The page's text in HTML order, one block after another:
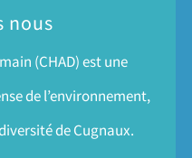
nous
(CHAD) est une
de l’environnement,
de Cugnaux.